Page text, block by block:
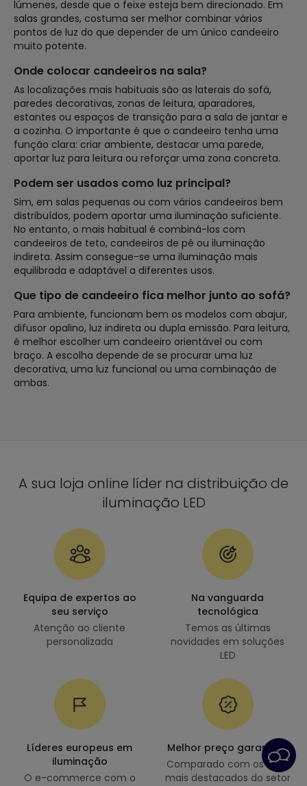
lúmenes, desde que o feixe esteja bem direcionado. Em
salas grandes, costuma ser melhor combinar vários
pontos de luz do que depender de um único candeeiro
muito potente.
Onde colocar candeeiros na sala?
As localizações mais habituais são as laterais do sofá,
paredes decorativas, zonas de leitura, aparadores,
estantes ou espaços de transição para a sala de jantar e
a cozinha. O importante é que o candeeiro tenha uma
função clara: criar ambiente, destacar uma parede,
aportar luz para leitura ou reforçar uma zona concreta.
Podem ser usados como luz principal?
Sim, em salas pequenas ou com vários candeeiros bem
distribuídos, podem aportar uma iluminação suficiente.
No entanto, o mais habitual é combiná-los com
candeeiros de teto, candeeiros de pé ou iluminação
indireta. Assim consegue-se uma iluminação mais
equilibrada e adaptável a diferentes usos.
Que tipo de candeeiro fica melhor junto ao sofá?
Para ambiente, funcionam bem os modelos com abajur,
difusor opalino, luz indireta ou dupla emissão. Para leitura,
é melhor escolher um candeeiro orientável ou com
braço. A escolha depende de se procurar uma luz
decorativa, uma luz funcional ou uma combinação de
ambas.
A sua loja online líder na distribuição de
iluminação LED
Equipa de expertos ao
seu serviço
Atenção ao cliente
personalizada
Na vanguarda
tecnológica
Temos as últimas
novidades em soluções
LED
Líderes europeus em
iluminação
O e-commerce com o
Melhor preço garantido
Comparado com os sites
mais destacados do setor